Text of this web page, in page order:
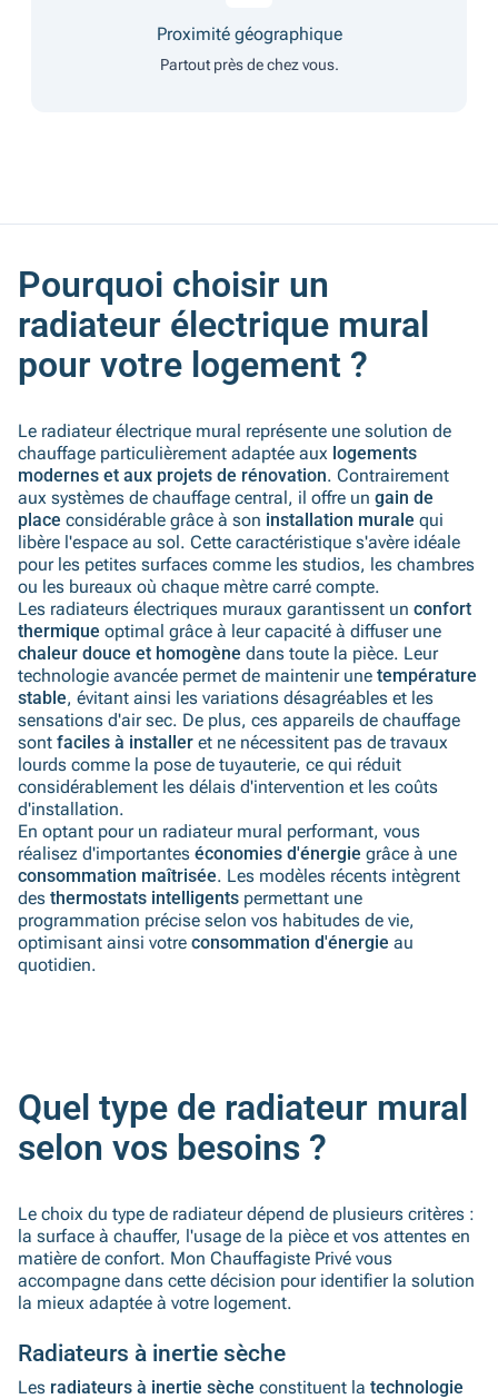
Proximité géographique
Partout près de chez vous.
Pourquoi choisir un
radiateur électrique mural
pour votre logement ?
Le radiateur électrique mural représente une solution de
chauffage particulièrement adaptée aux logements
modernes et aux projets de rénovation. Contrairement
aux systèmes de chauffage central, il offre un gain de
place considérable grâce à son installation murale qui
libère l'espace au sol. Cette caractéristique s'avère idéale
pour les petites surfaces comme les studios, les chambres
ou les bureaux où chaque mètre carré compte.
Les radiateurs électriques muraux garantissent un confort
thermique optimal grâce à leur capacité à diffuser une
chaleur douce et homogène dans toute la pièce. Leur
technologie avancée permet de maintenir une température
stable, évitant ainsi les variations désagréables et les
sensations d'air sec. De plus, ces appareils de chauffage
sont faciles à installer et ne nécessitent pas de travaux
lourds comme la pose de tuyauterie, ce qui réduit
considérablement les délais d'intervention et les coûts
d'installation.
En optant pour un radiateur mural performant, vous
réalisez d'importantes économies d'énergie grâce à une
consommation maîtrisée. Les modèles récents intègrent
des thermostats intelligents permettant une
programmation précise selon vos habitudes de vie,
optimisant ainsi votre consommation d'énergie au
quotidien.
Quel type de radiateur mural
selon vos besoins ?
Le choix du type de radiateur dépend de plusieurs critères :
la surface à chauffer, l'usage de la pièce et vos attentes en
matière de confort. Mon Chauffagiste Privé vous
accompagne dans cette décision pour identifier la solution
la mieux adaptée à votre logement.
Radiateurs à inertie sèche
Les radiateurs à inertie sèche constituent la technologie